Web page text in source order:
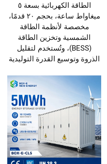
الطاقة الكهربائية بسعة ٥
ميغاواط ساعة، بحجم ٢٠ قدمًا،
مخصصة لأنظمة الطاقة
الشمسية وتخزين الطاقة
(BESS)، وتُستخدم لتقليل
الذروة وتوسيع القدرة التوليدية